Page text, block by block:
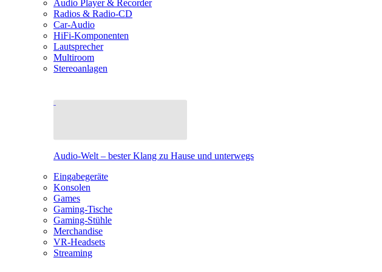
Audio Player & Recorder
Radios & Radio-CD
Car-Audio
HiFi-Komponenten
Lautsprecher
Multiroom
Stereoanlagen
Audio-Welt – bester Klang zu Hause und unterwegs
Eingabegeräte
Konsolen
Games
Gaming-Tische
Gaming-Stühle
Merchandise
VR-Headsets
Streaming